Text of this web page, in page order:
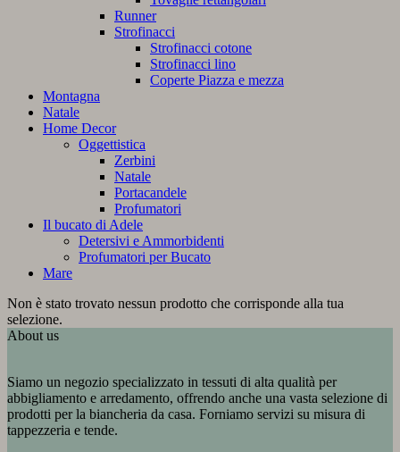
Runner
Strofinacci
Strofinacci cotone
Strofinacci lino
Coperte Piazza e mezza
Montagna
Natale
Home Decor
Oggettistica
Zerbini
Natale
Portacandele
Profumatori
Il bucato di Adele
Detersivi e Ammorbidenti
Profumatori per Bucato
Mare
Non è stato trovato nessun prodotto che corrisponde alla tua
selezione.
About us
Siamo un negozio specializzato in tessuti di alta qualità per
abbigliamento e arredamento, offrendo anche una vasta selezione di
prodotti per la biancheria da casa. Forniamo servizi su misura di
tappezzeria e tende.